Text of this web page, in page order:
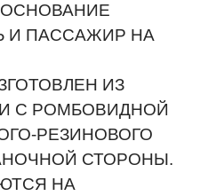
ОСНОВАНИЕ
И ПАССАЖИР НА
ИЗ
С РОМБОВИДНОЙ
РЕЗИНОВОГО
СТОРОНЫ.
НА